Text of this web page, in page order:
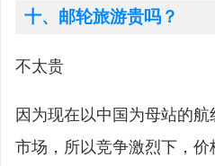
十、邮轮旅游贵吗？
不太贵
因为现在以中国为母站的
市场，所以竞争激烈下，价